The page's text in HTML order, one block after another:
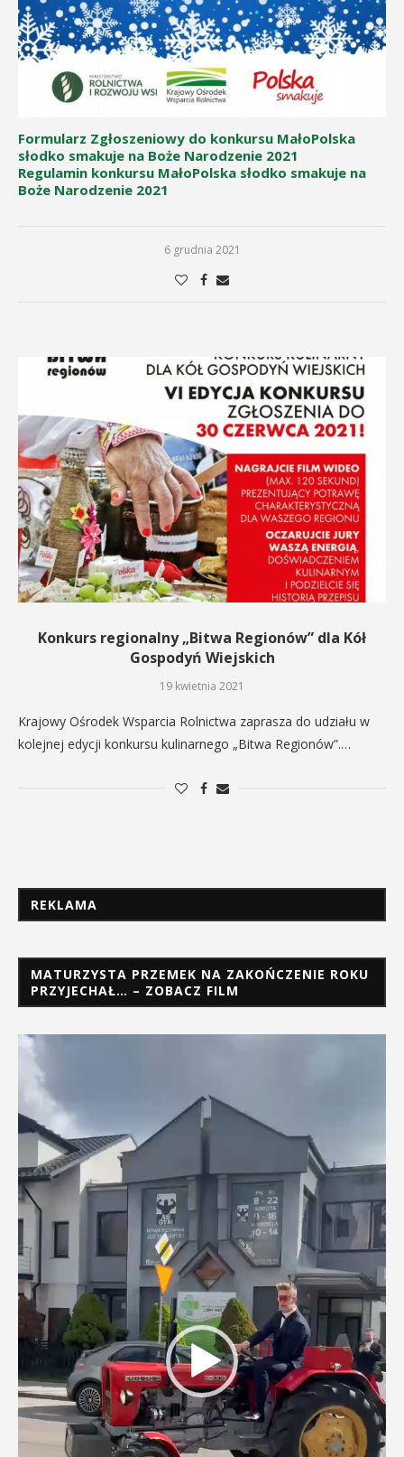
Formularz Zgłoszeniowy do konkursu MałoPolska
słodko smakuje na Boże Narodzenie 2021
Regulamin konkursu MałoPolska słodko smakuje na
Boże Narodzenie 2021
6 grudnia 2021
Konkurs regionalny „Bitwa Regionów” dla Kół
Gospodyń Wiejskich
19 kwietnia 2021
Krajowy Ośrodek Wsparcia Rolnictwa zaprasza do udziału w
kolejnej edycji konkursu kulinarnego „Bitwa Regionów”.…
REKLAMA
MATURZYSTA PRZEMEK NA ZAKOŃCZENIE ROKU
PRZYJECHAŁ… – ZOBACZ FILM
Odtwarzacz